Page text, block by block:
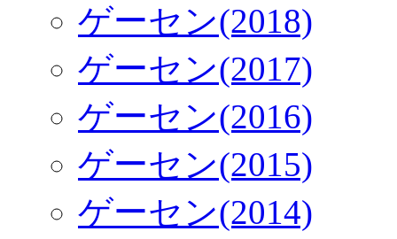
ゲーセン(2018)
ゲーセン(2017)
ゲーセン(2016)
ゲーセン(2015)
ゲーセン(2014)